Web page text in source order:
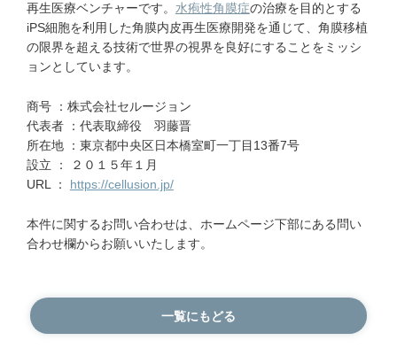
再生医療ベンチャーです。 水疱性角膜症の治療を目的とする
iPS細胞を利用した角膜内皮再生医療開発を通じて、角膜移植
の限界を超える技術で世界の視界を良好にすることをミッシ
ョンとしています。
商号 ：株式会社セルージョン
代表者 ：代表取締役 羽藤晋
所在地 ：東京都中央区日本橋室町一丁目13番7号
設立 ： ２０１５年１月
URL ： https://cellusion.jp/
本件に関するお問い合わせは、ホームページ下部にある問い
合わせ欄からお願いいたします。
一覧にもどる